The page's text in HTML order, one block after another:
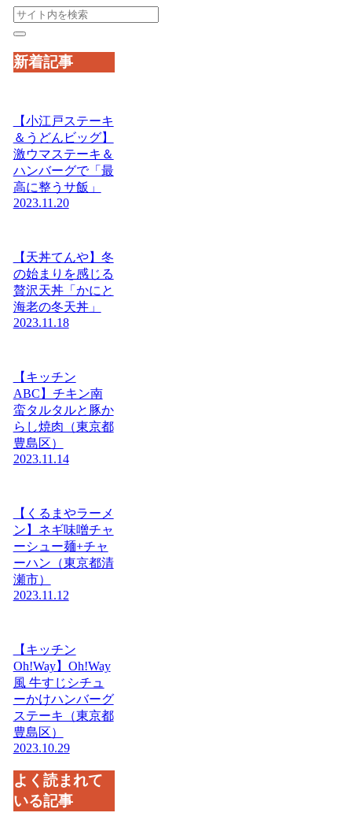
新着記事
【小江戸ステーキ
＆うどんビッグ】
激ウマステーキ＆
ハンバーグで「最
高に整うサ飯」
2023.11.20
【天丼てんや】冬
の始まりを感じる
贅沢天丼「かにと
海老の冬天丼」
2023.11.18
【キッチン
ABC】チキン南
蛮タルタルと豚か
らし焼肉（東京都
豊島区）
2023.11.14
【くるまやラーメ
ン】ネギ味噌チャ
ーシュー麺+チャ
ーハン（東京都清
瀬市）
2023.11.12
【キッチン
Oh!Way】Oh!Way
風 牛すじシチュ
ーかけハンバーグ
ステーキ（東京都
豊島区）
2023.10.29
よく読まれて
いる記事